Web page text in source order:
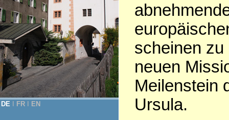
DE FR EN
scheinen
neuen
Meilenstein
Ursula.